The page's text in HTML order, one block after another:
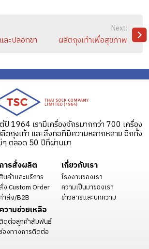
ะปลอกขา
Next:
ผลิตถุงเท้าเพื่อสุขภาพ
ปี 1964 เรามีเครื่องจักรมากกว่า 700 เครื่อง
ตถุงเท้า และสิ่งทอที่มีความหลากหลาย อีกทั้ง
ตลอด 50 ปีที่ผ่านมา
ารสั่งผลิต
นค้าและบริการ
ง Custom Order
าส่ง/B2B
เกี่ยวกับเรา
โรงงานของเรา
ความเป็นมาของเรา
ข่าวสารและบทความ
ความช่วยเหลือ
ดต่อลูกค้าสัมพันธ์
องทางการติดต่อ